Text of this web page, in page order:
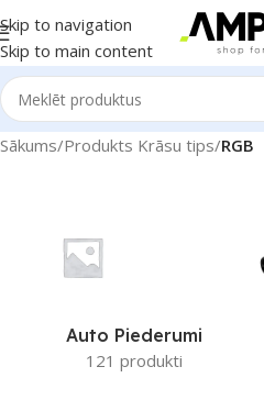
Skip to navigation
Skip to main content
Sākums/Produkts Krāsu tips/RGB
Auto Piederumi
121 produkti